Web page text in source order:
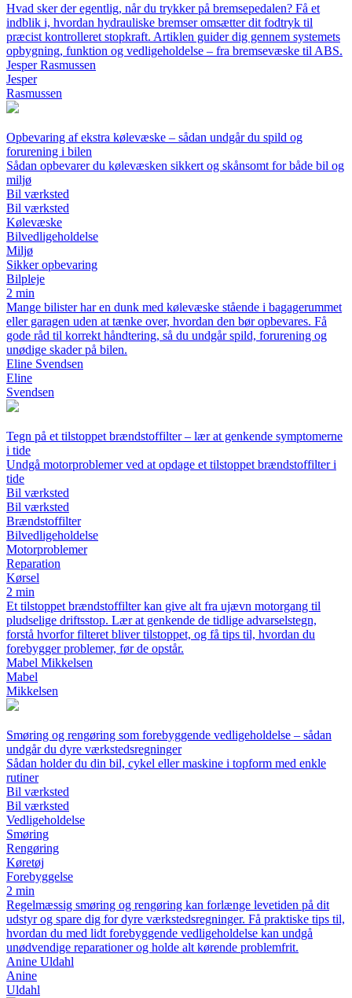
Hvad sker der egentlig, når du trykker på bremsepedalen? Få et
indblik i, hvordan hydrauliske bremser omsætter dit fodtryk til
præcist kontrolleret stopkraft. Artiklen guider dig gennem systemets
opbygning, funktion og vedligeholdelse – fra bremsevæske til ABS.
Jesper Rasmussen
Jesper
Rasmussen
Opbevaring af ekstra kølevæske – sådan undgår du spild og
forurening i bilen
Sådan opbevarer du kølevæsken sikkert og skånsomt for både bil og
miljø
Bil værksted
Bil værksted
Kølevæske
Bilvedligeholdelse
Miljø
Sikker opbevaring
Bilpleje
2 min
Mange bilister har en dunk med kølevæske stående i bagagerummet
eller garagen uden at tænke over, hvordan den bør opbevares. Få
gode råd til korrekt håndtering, så du undgår spild, forurening og
unødige skader på bilen.
Eline Svendsen
Eline
Svendsen
Tegn på et tilstoppet brændstoffilter – lær at genkende symptomerne
i tide
Undgå motorproblemer ved at opdage et tilstoppet brændstoffilter i
tide
Bil værksted
Bil værksted
Brændstoffilter
Bilvedligeholdelse
Motorproblemer
Reparation
Kørsel
2 min
Et tilstoppet brændstoffilter kan give alt fra ujævn motorgang til
pludselige driftsstop. Lær at genkende de tidlige advarselstegn,
forstå hvorfor filteret bliver tilstoppet, og få tips til, hvordan du
forebygger problemer, før de opstår.
Mabel Mikkelsen
Mabel
Mikkelsen
Smøring og rengøring som forebyggende vedligeholdelse – sådan
undgår du dyre værkstedsregninger
Sådan holder du din bil, cykel eller maskine i topform med enkle
rutiner
Bil værksted
Bil værksted
Vedligeholdelse
Smøring
Rengøring
Køretøj
Forebyggelse
2 min
Regelmæssig smøring og rengøring kan forlænge levetiden på dit
udstyr og spare dig for dyre værkstedsregninger. Få praktiske tips til,
hvordan du med lidt forebyggende vedligeholdelse kan undgå
unødvendige reparationer og holde alt kørende problemfrit.
Anine Uldahl
Anine
Uldahl